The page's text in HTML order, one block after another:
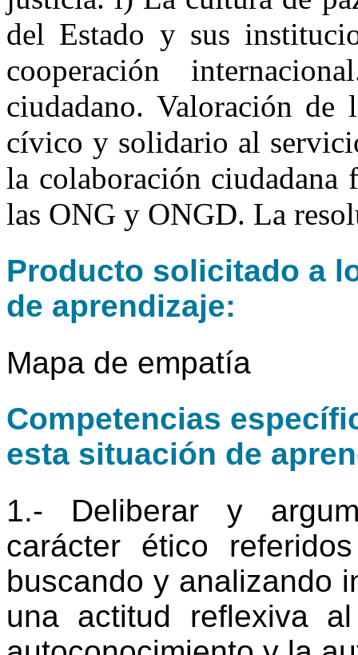
del Estado y sus
cooperación
ciudadano. Valoración de
cívico y solidario al
la colaboración ciudadana
las ONG y ONGD. La
Producto solicitado a
de aprendizaje:
Mapa de empatía
Competencias
esta situación de
1.- Deliberar y
carácter ético
buscando y analizando
una actitud reflexiva